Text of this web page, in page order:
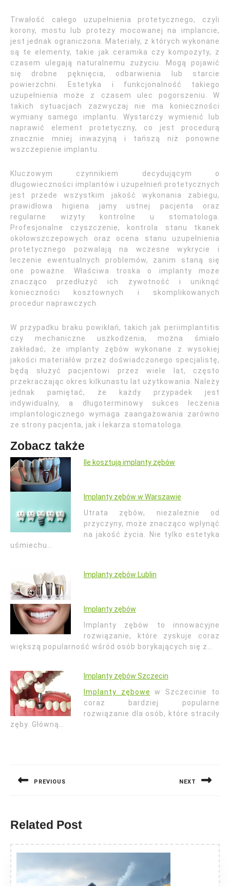
Trwałość całego uzupełnienia protetycznego, czyli
korony, mostu lub protezy mocowanej na implancie,
jest jednak ograniczona. Materiały, z których wykonane
są te elementy, takie jak ceramika czy kompozyty, z
czasem ulegają naturalnemu zużyciu. Mogą pojawić
się drobne pęknięcia, odbarwienia lub starcie
powierzchni. Estetyka i funkcjonalność takiego
uzupełnienia może z czasem ulec pogorszeniu. W
takich sytuacjach zazwyczaj nie ma konieczności
wymiany samego implantu. Wystarczy wymienić lub
naprawić element protetyczny, co jest procedurą
znacznie mniej inwazyjną i tańszą niż ponowne
wszczepienie implantu.
Kluczowym czynnikiem decydującym o
długowieczności implantów i uzupełnień protetycznych
jest przede wszystkim jakość wykonania zabiegu,
prawidłowa higiena jamy ustnej pacjenta oraz
regularne wizyty kontrolne u stomatologa.
Profesjonalne czyszczenie, kontrola stanu tkanek
okołowszczepowych oraz ocena stanu uzupełnienia
protetycznego pozwalają na wczesne wykrycie i
leczenie ewentualnych problemów, zanim staną się
one poważne. Właściwa troska o implanty może
znacząco przedłużyć ich żywotność i uniknąć
konieczności kosztownych i skomplikowanych
procedur naprawczych.
W przypadku braku powikłań, takich jak periimplantitis
czy mechaniczne uszkodzenia, można śmiało
zakładać, że implanty zębów wykonane z wysokiej
jakości materiałów przez doświadczonego specjalistę,
będą służyć pacjentowi przez wiele lat, często
przekraczając okres kilkunastu lat użytkowania. Należy
jednak pamiętać, że każdy przypadek jest
indywidualny, a długoterminowy sukces leczenia
implantologicznego wymaga zaangażowania zarówno
ze strony pacjenta, jak i lekarza stomatologa.
Zobacz także
Ile kosztują implanty zębów
Implanty zębów w Warszawie
Utrata zębów, niezależnie od
przyczyny, może znacząco wpłynąć
na jakość życia. Nie tylko estetyka
uśmiechu…
Implanty zębów Lublin
Implanty zębów
Implanty zębów to innowacyjne
rozwiązanie, które zyskuje coraz
większą popularność wśród osób borykających się z…
Implanty zębów Szczecin
Implanty zębowe
w Szczecinie to
coraz bardziej popularne
rozwiązanie dla osób, które straciły
zęby. Główną…
PREVIOUS NEXT
Related Post